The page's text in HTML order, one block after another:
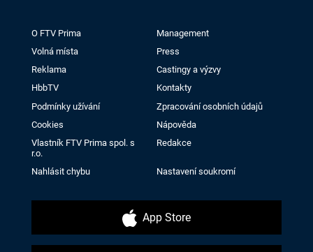
O FTV Prima
Management
Volná místa
Press
Reklama
Castingy a výzvy
HbbTV
Kontakty
Podmínky užívání
Zpracování osobních údajů
Cookies
Nápověda
Vlastník FTV Prima spol. s
r.o.
Redakce
Nahlásit chybu Nastavení soukromí
App Store